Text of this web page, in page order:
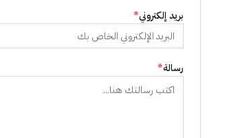
بريد إلكتروني*
رسالة*